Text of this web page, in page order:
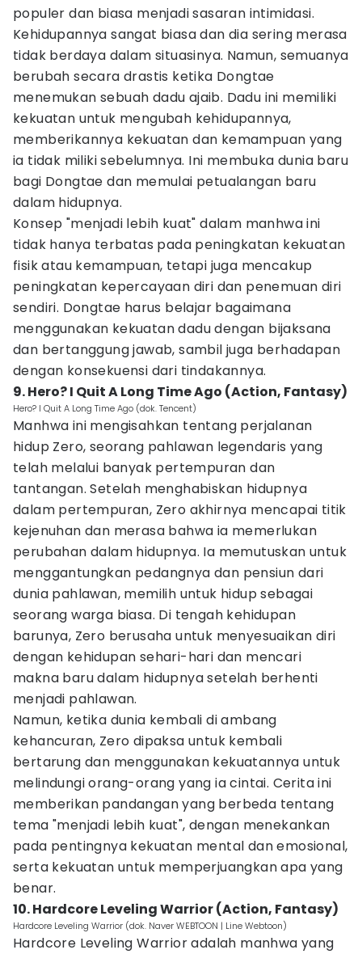
populer dan biasa menjadi sasaran intimidasi.
Kehidupannya sangat biasa dan dia sering merasa
tidak berdaya dalam situasinya. Namun, semuanya
berubah secara drastis ketika Dongtae
menemukan sebuah dadu ajaib. Dadu ini memiliki
kekuatan untuk mengubah kehidupannya,
memberikannya kekuatan dan kemampuan yang
ia tidak miliki sebelumnya. Ini membuka dunia baru
bagi Dongtae dan memulai petualangan baru
dalam hidupnya.
Konsep "menjadi lebih kuat" dalam manhwa ini
tidak hanya terbatas pada peningkatan kekuatan
fisik atau kemampuan, tetapi juga mencakup
peningkatan kepercayaan diri dan penemuan diri
sendiri. Dongtae harus belajar bagaimana
menggunakan kekuatan dadu dengan bijaksana
dan bertanggung jawab, sambil juga berhadapan
dengan konsekuensi dari tindakannya.
9. Hero? I Quit A Long Time Ago (Action, Fantasy)
Hero? I Quit A Long Time Ago (dok. Tencent)
Manhwa ini mengisahkan tentang perjalanan
hidup Zero, seorang pahlawan legendaris yang
telah melalui banyak pertempuran dan
tantangan. Setelah menghabiskan hidupnya
dalam pertempuran, Zero akhirnya mencapai titik
kejenuhan dan merasa bahwa ia memerlukan
perubahan dalam hidupnya. Ia memutuskan untuk
menggantungkan pedangnya dan pensiun dari
dunia pahlawan, memilih untuk hidup sebagai
seorang warga biasa. Di tengah kehidupan
barunya, Zero berusaha untuk menyesuaikan diri
dengan kehidupan sehari-hari dan mencari
makna baru dalam hidupnya setelah berhenti
menjadi pahlawan.
Namun, ketika dunia kembali di ambang
kehancuran, Zero dipaksa untuk kembali
bertarung dan menggunakan kekuatannya untuk
melindungi orang-orang yang ia cintai. Cerita ini
memberikan pandangan yang berbeda tentang
tema "menjadi lebih kuat", dengan menekankan
pada pentingnya kekuatan mental dan emosional,
serta kekuatan untuk memperjuangkan apa yang
benar.
10. Hardcore Leveling Warrior (Action, Fantasy)
Hardcore Leveling Warrior (dok. Naver WEBTOON | Line Webtoon)
Hardcore Leveling Warrior adalah manhwa yang